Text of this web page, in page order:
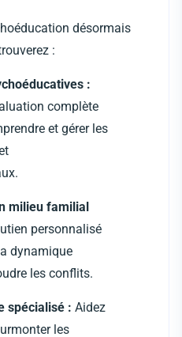
désormais
:
:
complète
et gérer les
milieu familial
personnalisé
dynamique
les conflits.
spécialisé : Aidez
les